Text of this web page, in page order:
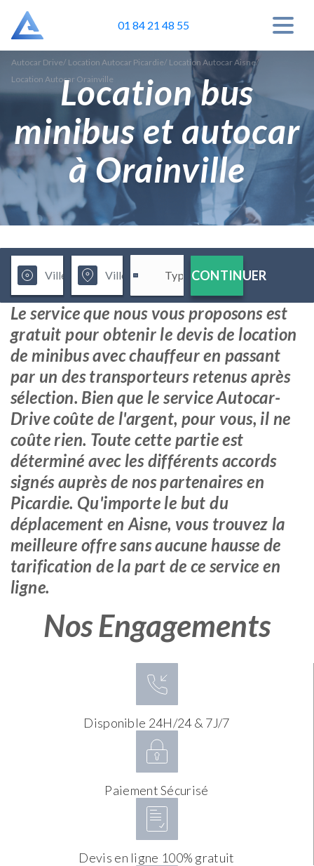
01 84 21 48 55
Autocar Drive/ Location Autocar Picardie/ Location Autocar Aisne/
Location Autocar Orainville
Location bus
minibus et autocar
à Orainville
CONTINUER
Le service que nous vous proposons est
gratuit pour obtenir le devis de location
de minibus avec chauffeur en passant
par un des transporteurs retenus après
sélection. Bien que le service Autocar-
Drive coûte de l'argent, pour vous, il ne
coûte rien. Toute cette partie est
déterminé avec les différents accords
signés auprès de nos partenaires en
Picardie. Qu'importe le but du
déplacement en Aisne, vous trouvez la
meilleure offre sans aucune hausse de
tarification de la part de ce service en
ligne.
Nos Engagements
Disponible 24H/24 & 7J/7
Paiement Sécurisé
Devis en ligne 100% gratuit